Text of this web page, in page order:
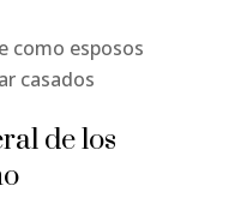
como esposos
casados
de los